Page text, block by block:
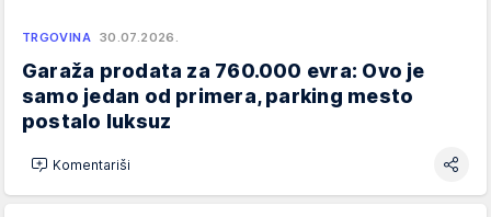
TRGOVINA 30.07.2026.
Garaža prodata za 760.000 evra: Ovo je
samo jedan od primera, parking mesto
postalo luksuz
Komentariši